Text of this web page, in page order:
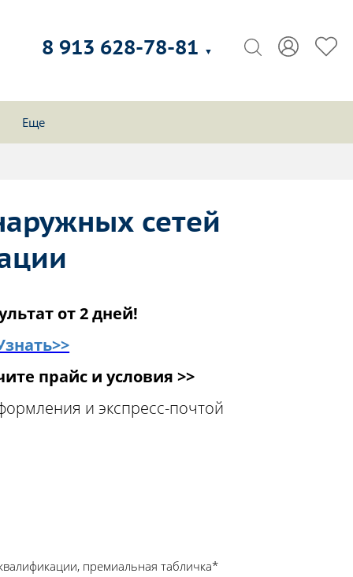
8 913 628-78-81 ▼
Еще
сетей
от 2 дней!
прайс и условия >>
и экспресс-почтой
премиальная табличка*